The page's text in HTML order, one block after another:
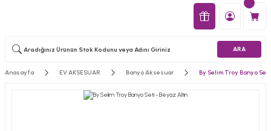
ARA
Anasayfa EV AKSESUAR Banyo Aksesuar By Selim Troy Banyo